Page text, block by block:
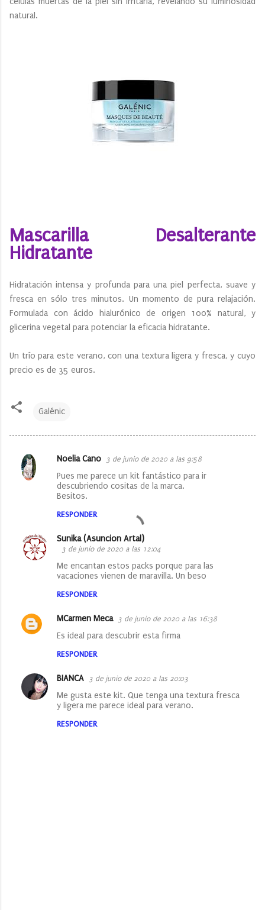
natural.
Mascarilla Desalterante
Hidratante
Hidratación intensa y profunda para una piel perfecta, suave y
fresca en sólo tres minutos. Un momento de pura relajación.
Formulada con ácido hialurónico de origen 100% natural, y
glicerina vegetal para potenciar la eficacia hidratante.
Un trío para este verano, con una textura ligera y fresca, y cuyo
precio es de 35 euros.
Galénic
C
o
t
o
s
Noelia Cano 3 de junio de 2020 a las 9:58
Pues me parece un kit fantástico para ir
descubriendo cositas de la marca.
Besitos.
RESPONDER
Sunika (Asuncion Artal)
3 de junio de 2020 a las 12:04
Me encantan estos packs porque para las
vacaciones vienen de maravilla. Un beso
RESPONDER
MCarmen Meca 3 de junio de 2020 a las 16:38
Es ideal para descubrir esta firma
RESPONDER
BIANCA 3 de junio de 2020 a las 20:03
Me gusta este kit. Que tenga una textura fresca
y ligera me parece ideal para verano.
RESPONDER